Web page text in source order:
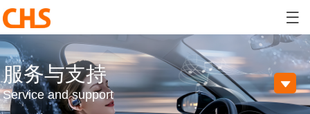

服务与支持
Service and support
